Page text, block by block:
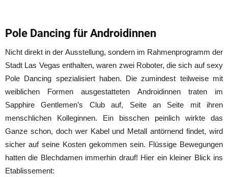
Pole Dancing für Androidinnen
Nicht direkt in der Ausstellung, sondern im Rahmenprogramm der
Stadt Las Vegas enthalten, waren zwei Roboter, die sich auf sexy
Pole Dancing spezialisiert haben. Die zumindest teilweise mit
weiblichen Formen ausgestatteten Androidinnen traten im
Sapphire Gentlemen’s Club auf, Seite an Seite mit ihren
menschlichen Kolleginnen. Ein bisschen peinlich wirkte das
Ganze schon, doch wer Kabel und Metall antörnend findet, wird
sicher auf seine Kosten gekommen sein. Flüssige Bewegungen
hatten die Blechdamen immerhin drauf! Hier ein kleiner Blick ins
Etablissement: